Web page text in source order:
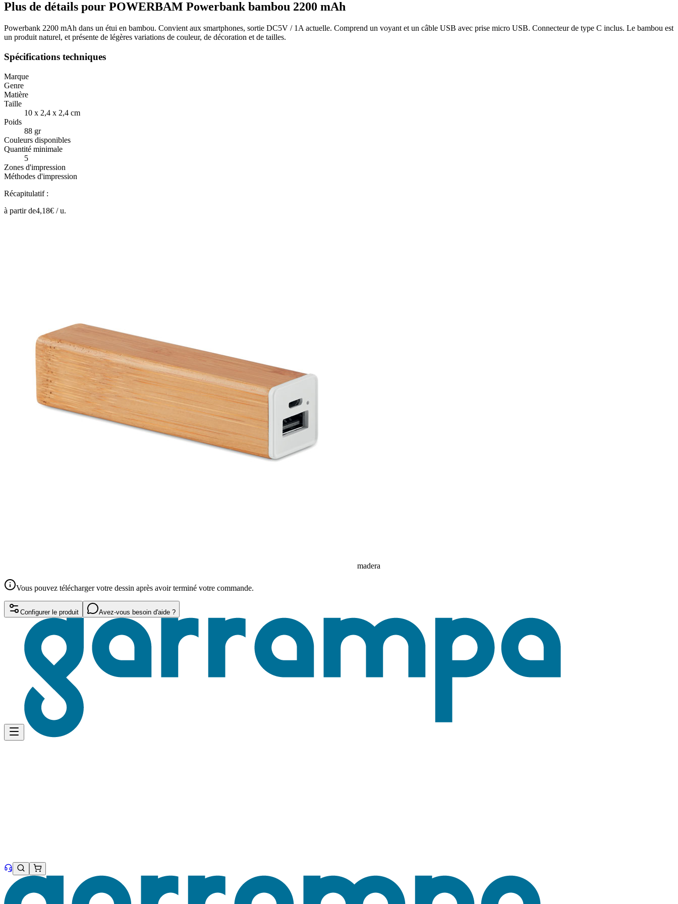
Plus de détails pour POWERBAM Powerbank bambou 2200 mAh
Powerbank 2200 mAh dans un étui en bambou. Convient aux smartphones, sortie DC5V / 1A actuelle. Comprend un voyant et un câble USB avec prise micro USB. Connecteur de type C inclus. Le bambou est
un produit naturel, et présente de légères variations de couleur, de décoration et de tailles.
Spécifications techniques
Marque
Genre
Matière
Taille
10 x 2,4 x 2,4 cm
Poids
88 gr
Couleurs disponibles
Quantité minimale
5
Zones d'impression
Méthodes d'impression
Récapitulatif :
à partir de4,18€ /u.
madera
Vous pouvez télécharger votre dessin après avoir terminé votre commande.
Configurer le produit Avez-vous besoin d'aide ?